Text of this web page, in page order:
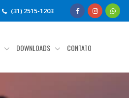
(31) 2515-1203
DOWNLOADS CONTATO